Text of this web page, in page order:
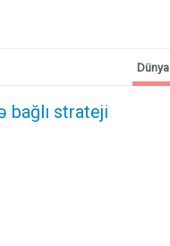
bağlı strateji
Dünya